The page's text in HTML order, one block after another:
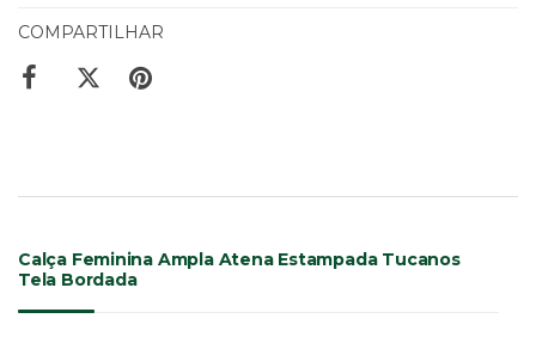
COMPARTILHAR
Calça Feminina Ampla Atena Estampada Tucanos
Tela Bordada